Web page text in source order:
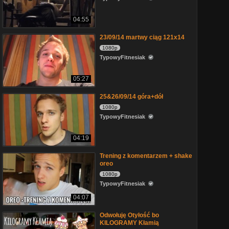
04:55
05:27
23/09/14 martwy ciąg 121x14
1080p
TypowyFitnesiak
04:19
25&26/09/14 góra+dół
1080p
TypowyFitnesiak
04:07
Trening z komentarzem + shake
oreo
1080p
TypowyFitnesiak
Odwołuję Otyłość bo
KILOGRAMY Kłamią